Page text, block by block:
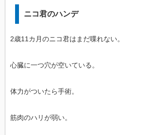
ニコ君のハンデ
2歳11カ月のニコ君はまだ喋れない。
心臓に一つ穴が空いている。
体力がついたら手術。
筋肉のハリが弱い。